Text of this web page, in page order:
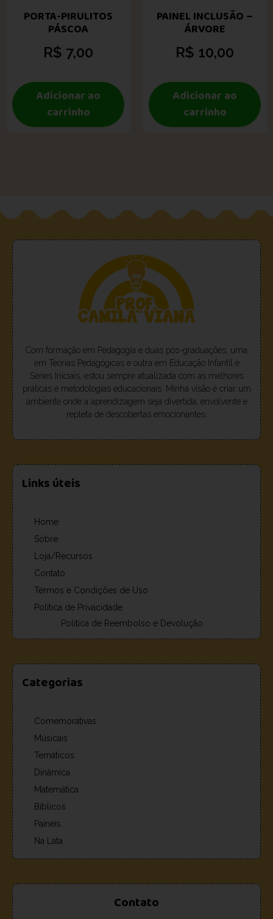
PORTA-PIRULITOS
PÁSCOA
R$ 7,00
Adicionar ao
carrinho
PAINEL INCLUSÃO –
ÁRVORE
R$ 10,00
Adicionar ao
carrinho
Com formação em Pedagogia e duas pós-graduações, uma
em Teorias Pedagógicas e outra em Educação Infantil e
Séries Iniciais, estou sempre atualizada com as melhores
práticas e metodologias educacionais. Minha visão é criar um
ambiente onde a aprendizagem seja divertida, envolvente e
repleta de descobertas emocionantes.
Links úteis
Home
Sobre
Loja/Recursos
Contato
Termos e Condições de Uso
Política de Privacidade
Política de Reembolso e Devolução
Categorias
Comemorativas
Músicais
Temáticos
Dinâmica
Matemática
Bíblicos
Painéis
Na Lata
Contato